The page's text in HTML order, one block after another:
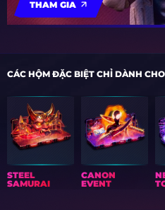
THAM GIA
CÁC HỘM ĐẶC BIỆT CHỈ DÀNH
STEEL
SAMURAI
CANON
EVENT